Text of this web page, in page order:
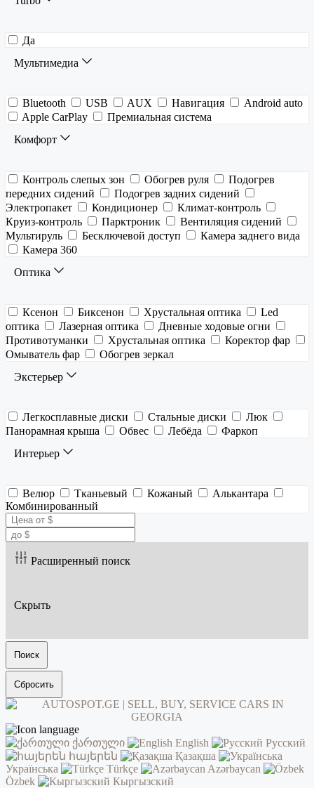
Да
Мультимедиа
Bluetooth USB AUX Навигация
Android auto
Apple CarPlay
Премиальная система
Комфорт
Контроль слепых зон Обогрев руля
Подогрев
передних сидений
Подогрев задних сидений
Электропакет
Кондиционер
Климат-контроль
Круиз-контроль
Парктроник
Вентиляция сидений
Мультируль
Бесключевой доступ
Камера заднего вида
Камера 360
Оптика
Ксенон Биксенон Хрустальная оптика
Led
оптика
Лазерная оптика
Дневные ходовые огни
Противотуманки
Хрустальная оптика
Коректор фар
Омыватель фар
Обогрев зеркал
Экстерьер
Легкосплавные диски Стальные диски
Люк
Панорамная крыша
Обвес Лебёда
Фаркоп
Интерьер
Велюр Тканьевый Кожаный
Алькантара
Комбинированный
Расширенный поиск
Скрыть
Поиск
Сбросить
ქართული English
Русский
հայերեն
Қазақша
Українська
Türkçe
Azərbaycan
Özbek
Кыргызский